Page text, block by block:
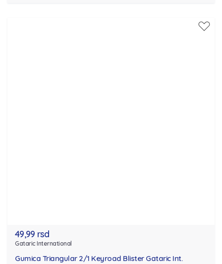
49,99 rsd
Gataric International
Gumica Triangular 2/1 Keyroad Blister Gataric Int.